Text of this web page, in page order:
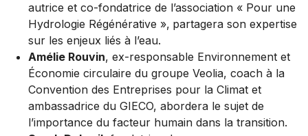
autrice et co-fondatrice de l’association « Pour une
Hydrologie Régénérative », partagera son expertise
sur les enjeux liés à l’eau.
Amélie Rouvin, ex-responsable Environnement et
Économie circulaire du groupe Veolia, coach à la
Convention des Entreprises pour la Climat et
ambassadrice du GIECO, abordera le sujet de
l’importance du facteur humain dans la transition.